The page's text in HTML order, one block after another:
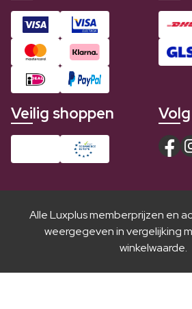
Veilig shoppen
Alle Luxplus memberprijzen en
weergegeven in vergelijking
winkelwaarde.